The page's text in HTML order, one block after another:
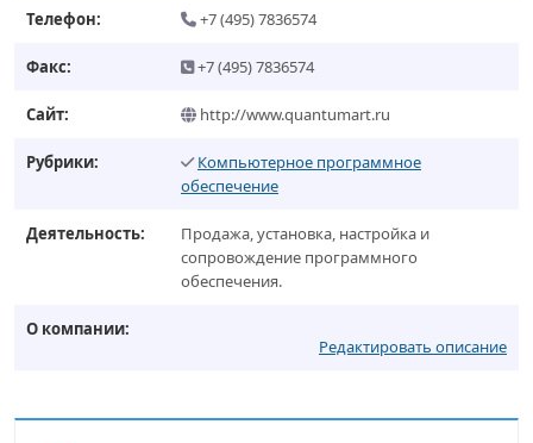
Телефон: +7 (495) 7836574
Факс: +7 (495) 7836574
Сайт: http://www.quantumart.ru
Рубрики:
Компьютерное программное
обеспечение
Деятельность:
Продажа, установка, настройка и
сопровождение программного
обеспечения.
О компании:
Редактировать описание